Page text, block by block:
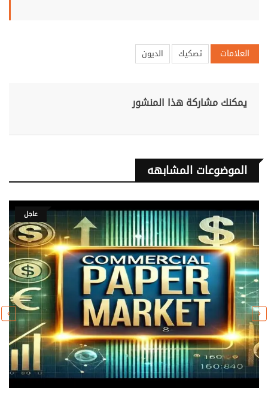
العلامات تصكيك الديون
يمكنك مشاركة هذا المنشور
الموضوعات المشابهه
عاجل